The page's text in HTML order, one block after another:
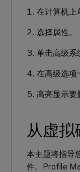
在计算机上
选择属性。
单击高级系
在高级选项
高亮显示要
从虚
本主题将指导
件。Profile